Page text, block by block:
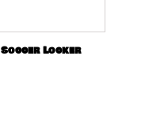
Soccer Locker